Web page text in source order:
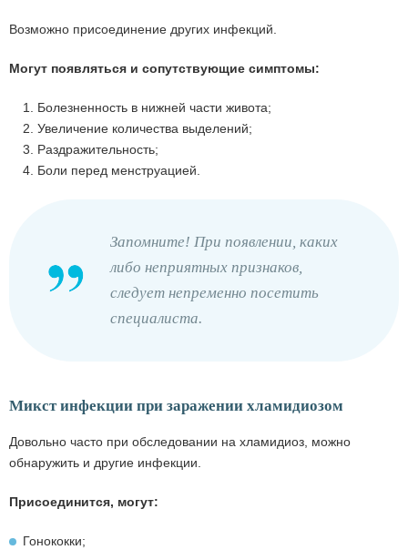
Возможно присоединение других инфекций.
Могут появляться и сопутствующие симптомы:
1. Болезненность в нижней части живота;
2. Увеличение количества выделений;
3. Раздражительность;
4. Боли перед менструацией.
Запомните! При появлении, каких
либо неприятных признаков,
следует непременно посетить
специалиста.
Микст инфекции при заражении хламидиозом
Довольно часто при обследовании на хламидиоз, можно
обнаружить и другие инфекции.
Присоединится, могут:
Гонококки;